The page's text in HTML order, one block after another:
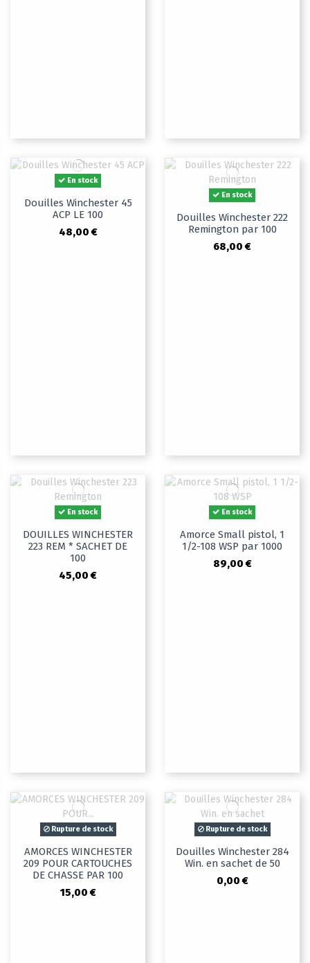
En stock
Douilles Winchester 45
ACP LE 100
48,00 €
En stock
Douilles Winchester 222
Remington par 100
68,00 €
En stock
DOUILLES WINCHESTER
223 REM * SACHET DE
100
45,00 €
En stock
Amorce Small pistol, 1
1/2-108 WSP par 1000
89,00 €
Rupture de stock
AMORCES WINCHESTER
209 POUR CARTOUCHES
DE CHASSE PAR 100
15,00 €
Rupture de stock
Douilles Winchester 284
Win. en sachet de 50
0,00 €